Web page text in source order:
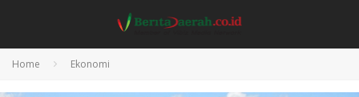
Home Ekonomi